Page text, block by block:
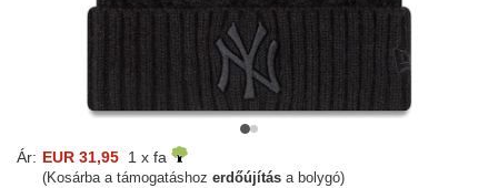
Ár: EUR 31,95 1 x fa
(Kosárba a támogatáshoz erdőújítás a bolygó)